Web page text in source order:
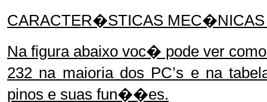
CARACTER�STICAS MEC�NICAS
Na figura abaixo voc� pode ver
232 na maioria dos PC’s e na
pinos e suas fun��es.